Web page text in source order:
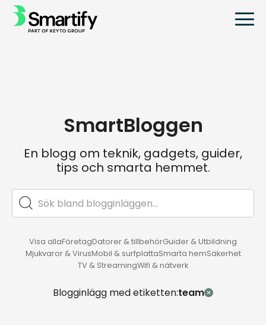
SmartBloggen
En blogg om teknik, gadgets, guider,
tips och smarta hemmet.
Visa allaFöretagDatorer & tillbehörGuider & Utbildning
Mjukvaror & VirusMobil & surfplattaSmarta hemSäkerhet
TV & StreamingWifi & nätverk
Blogginlägg med etiketten:team